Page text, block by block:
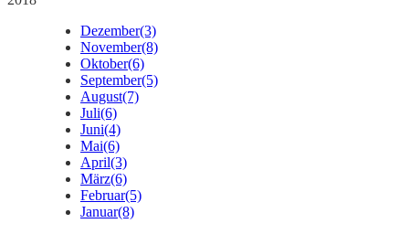
Dezember(3)
November(8)
Oktober(6)
September(5)
August(7)
Juli(6)
Juni(4)
Mai(6)
April(3)
März(6)
Februar(5)
Januar(8)